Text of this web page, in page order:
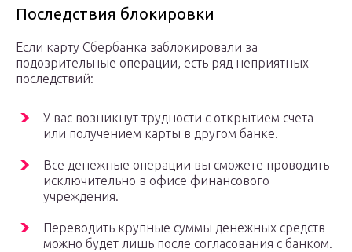
Последствия блокировки
Если карту Сбербанка заблокировали за
подозрительные операции, есть ряд неприятных
последствий:
У вас возникнут трудности с открытием счета
или получением карты в другом банке.
Все денежные операции вы сможете проводить
исключительно в офисе финансового
учреждения.
Переводить крупные суммы денежных средств
можно будет лишь после согласования с банком.